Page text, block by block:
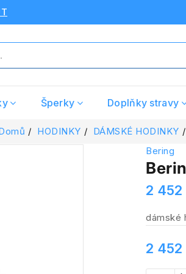
Šperky Doplňky stravy
HODINKY DÁMSKÉ HODINKY
Bering
2 452
dámské
2 452